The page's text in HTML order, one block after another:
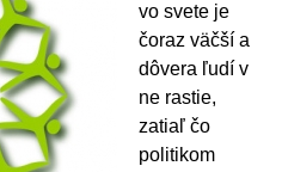
vo svete je
čoraz väčší a
dôvera ľudí v
ne rastie,
zatiaľ čo
politikom